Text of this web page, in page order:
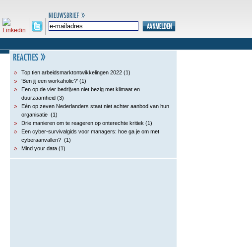
Top tien arbeidsmarktontwikkelingen 2022 (1)
‘Ben jij een workaholic?’ (1)
Een op de vier bedrijven niet bezig met klimaat en
duurzaamheid (3)
Eén op zeven Nederlanders staat niet achter aanbod van hun
organisatie (1)
Drie manieren om te reageren op onterechte kritiek (1)
Een cyber-survivalgids voor managers: hoe ga je om met
cyberaanvallen? (1)
Mind your data (1)